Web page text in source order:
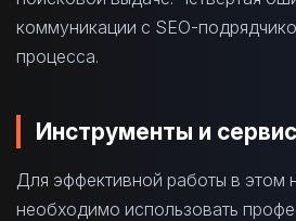
коммуникации с SEO-
процесса.
Инструменты и
Для эффективной работы в этом
необходимо использовать